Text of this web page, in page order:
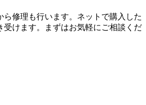
ら修理も行います。ネットで購入した
受けます。まずはお気軽にご相談くだ